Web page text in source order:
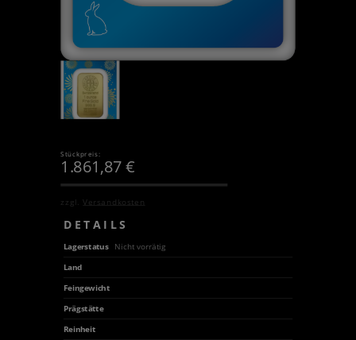
Stückpreis:
1.861,87€
zzgl.Versandkosten
DETAILS
Lagerstatus Nicht vorrätig
Land
Feingewicht
Prägstätte
Reinheit